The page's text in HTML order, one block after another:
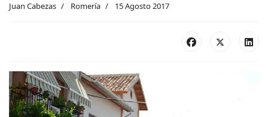
Juan Cabezas Romería 15 Agosto 2017